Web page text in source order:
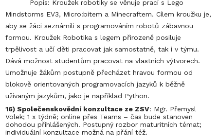
Popis: Kroužek robotiky se věnuje prací s Lego
Mindstorms EV3, Micro:bitem a Minecraftem. Cílem kroužku je,
aby se žáci seznámili s programováním robotů zábavnou
formou. Kroužek Robotika s legem přirozeně posiluje
trpělivost a učí děti pracovat jak samostatně, tak i v týmu.
Dává možnost studentům pracovat na vlastních výtvorech.
Umožnuje žákům postupně přecházet hravou formou od
blokově orientovaných programovacích jazyků k běžně
užívaným jazykům, jako je například Python.
16) Společenskovědní konzultace ze ZSV: Mgr. Přemysl
Volek; 1 x týdně; online přes Teams – čas bude stanoven
dohodou přihlášených. Postupný rozbor maturitních témat;
individuální konzultace možná na přání též.